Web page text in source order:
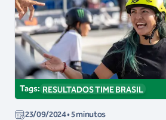
Tags: RESULTADOS TIME BRASIL
23/09/2024• 5 minutos